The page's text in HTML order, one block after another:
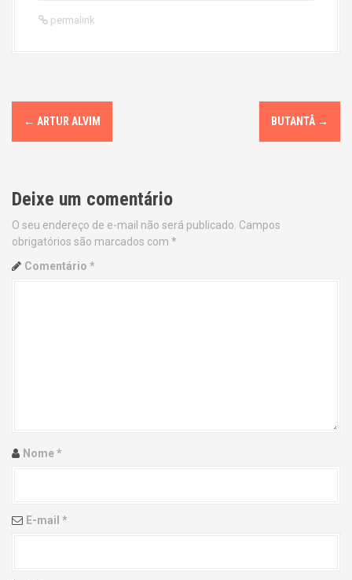
permalink
P
o
t
n
a
i
n
← ARTUR ALVIM BUTANTÃ →
Deixe um comentário
O seu endereço de e-mail não será publicado. Campos
obrigatórios são marcados com *
Comentário *
Nome*
E-mail *